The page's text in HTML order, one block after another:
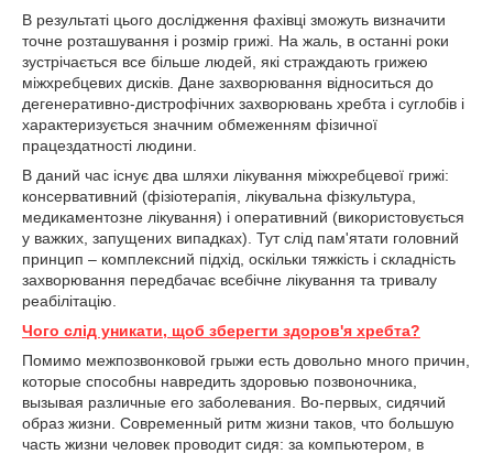
В результаті цього дослідження фахівці зможуть визначити
точне розташування і розмір грижі. На жаль, в останні роки
зустрічається все більше людей, які страждають грижею
міжхребцевих дисків. Дане захворювання відноситься до
дегенеративно-дистрофічних захворювань хребта і суглобів і
характеризується значним обмеженням фізичної
працездатності людини.
В даний час існує два шляхи лікування міжхребцевої грижі:
консервативний (фізіотерапія, лікувальна фізкультура,
медикаментозне лікування) і оперативний (використовується
у важких, запущених випадках). Тут слід пам'ятати головний
принцип – комплексний підхід, оскільки тяжкість і складність
захворювання передбачає всебічне лікування та тривалу
реабілітацію.
Чого слід уникати, щоб зберегти здоров'я хребта?
Помимо межпозвонковой грыжи есть довольно много причин,
которые способны навредить здоровью позвоночника,
вызывая различные его заболевания. Во-первых, сидячий
образ жизни. Современный ритм жизни таков, что большую
часть жизни человек проводит сидя: за компьютером, в